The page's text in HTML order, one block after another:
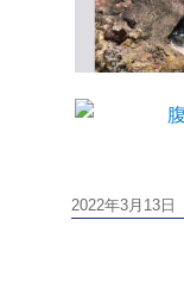
投
2022年3月13日